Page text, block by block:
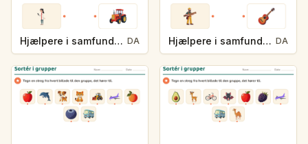
Hjælpere i samfundet og deres redskaber DA Hjælpere i samfundet og deres redskaber DA